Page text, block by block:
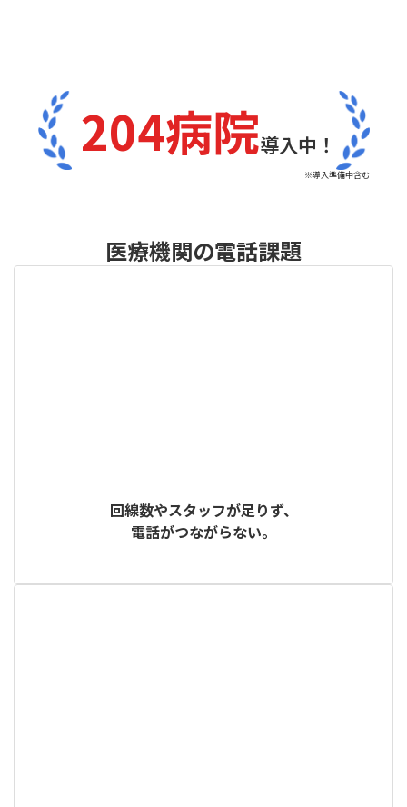
204病院導入中！
※導入準備中含む
医療機関の電話課題
回線数やスタッフが足りず、
電話がつながらない。